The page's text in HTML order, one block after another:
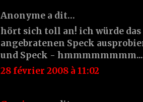
Anonyme a dit…
hört sich toll an! ich würde
angebratenen Speck
und Speck -
28 février 2008 à 11:02